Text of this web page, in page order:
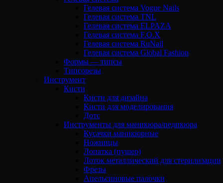
Гелевая система Vogue Nails
Гелевая система TNL
Гелевая система ELPAZA
Гелевая система F.O.X
Гелевая система RuNail
Гелевая система Global Fashion
Формы — типсы
Типсорезы
Инструмент
Кисти
Кисти для дизайна
Кисти для моделирования
Дотс
Инструменты для маникюра/педикюра
Кусачки маникюрные
Ножницы
Лопатка (пушер)
Лоток металлический для стерилизации
Фрезы
Апельсиновые палочки